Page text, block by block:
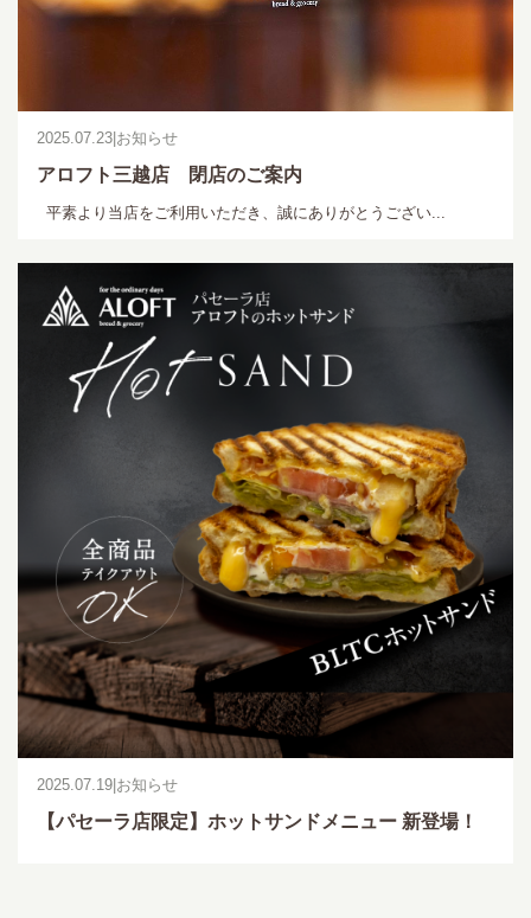
2025.07.23 お知らせ
アロフト三越店 閉店のご案内
平素より当店をご利用いただき、誠にありがとうござい...
2025.07.19 お知らせ
【パセーラ店限定】ホットサンドメニュー 新登場！